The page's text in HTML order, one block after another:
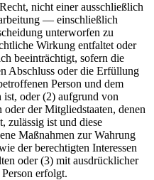
nicht einer ausschließlich
— einschließlich
unterworfen zu
Wirkung entfaltet oder
beeinträchtigt, sofern die
Abschluss oder die Erfüllung
Person und dem
oder (2) aufgrund von
der Mitgliedstaaten, denen
zulässig ist und diese
Maßnahmen zur Wahrung
der berechtigten Interessen
oder (3) mit ausdrücklicher
erfolgt.